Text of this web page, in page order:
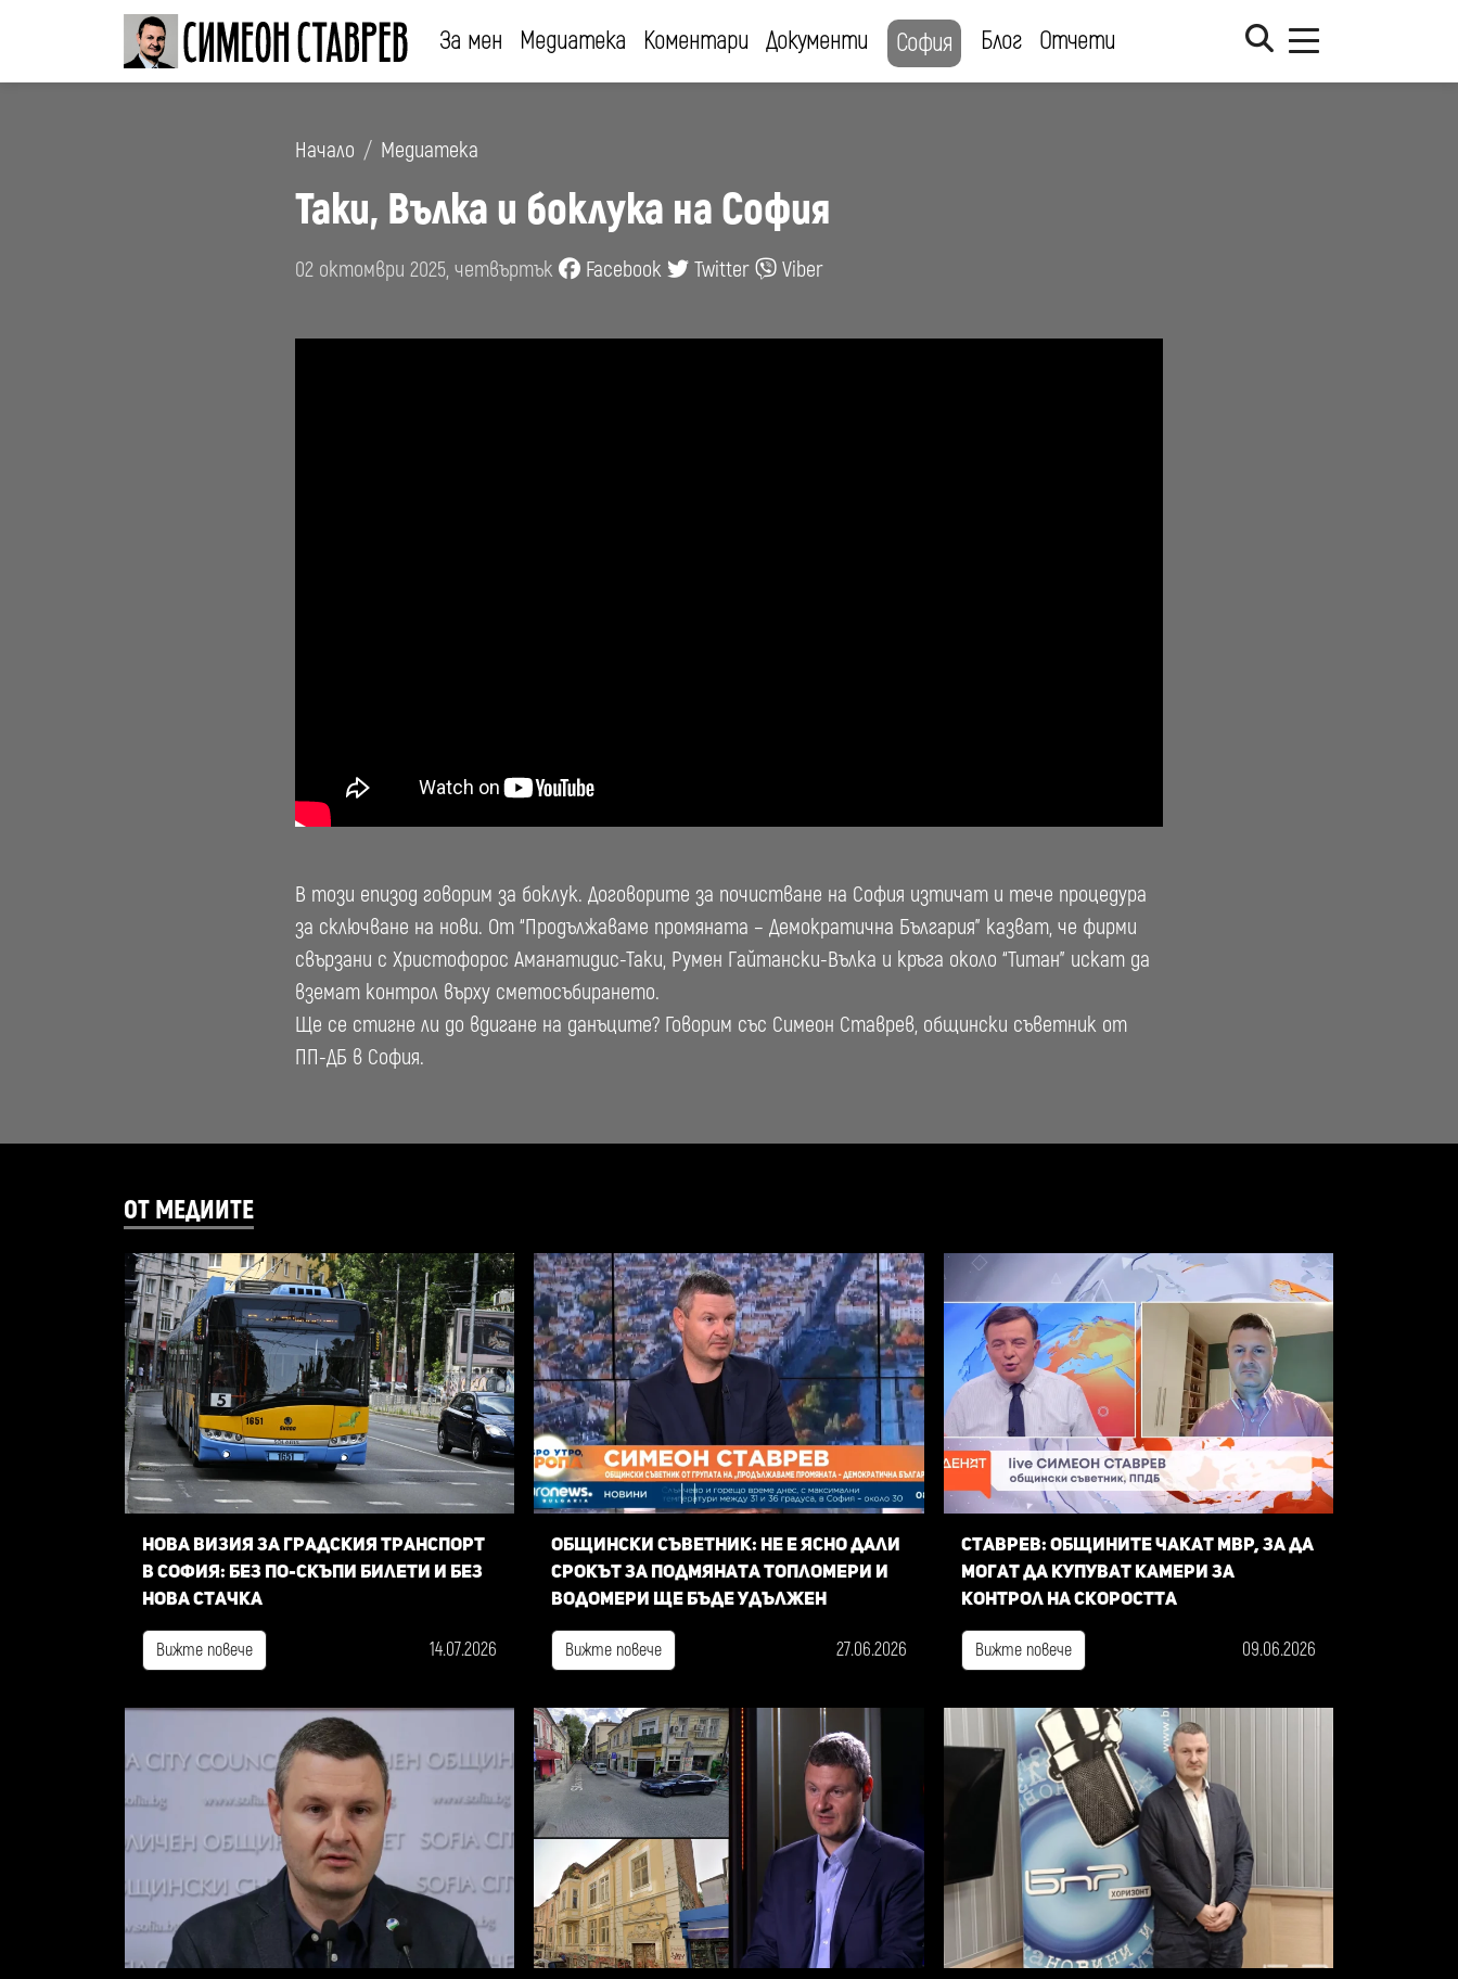
За мен Медиатека Коментари Документи София Блог Отчети
Начало Медиатека
Таки, Вълка и боклука на София
02 октомври 2025, четвъртък Facebook Twitter Viber
В този епизод говорим за боклук. Договорите за почистване на София изтичат и тече процедура
за сключване на нови. От “Продължаваме промяната – Демократична България” казват, че фирми
свързани с Христофорос Аманатидис-Таки, Румен Гайтански-Вълка и кръга около “Титан” искат да
вземат контрол върху сметосъбирането.
Ще се стигне ли до вдигане на данъците? Говорим със Симеон Ставрев, общински съветник от
ПП-ДБ в София.
ОТ МЕДИИТЕ
Нова визия за градския транспорт
в София: Без по-скъпи билети и без
нова стачка
Вижте повече 14.07.2026
Общински съветник: Не е ясно дали
срокът за подмяната топломери и
водомери ще бъде удължен
Вижте повече 27.06.2026
Ставрев: общините чакат МВР, за да
могат да купуват камери за
контрол на скоростта
Вижте повече 09.06.2026